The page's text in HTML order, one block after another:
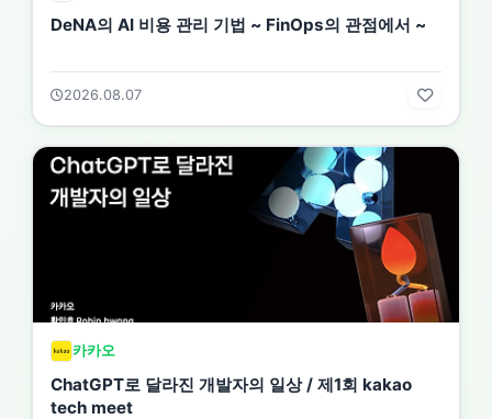
DeNA의 AI 비용 관리 기법 ~ FinOps의 관점에서 ~
2026.08.07
카카오
ChatGPT로 달라진 개발자의 일상 / 제1회 kakao
tech meet